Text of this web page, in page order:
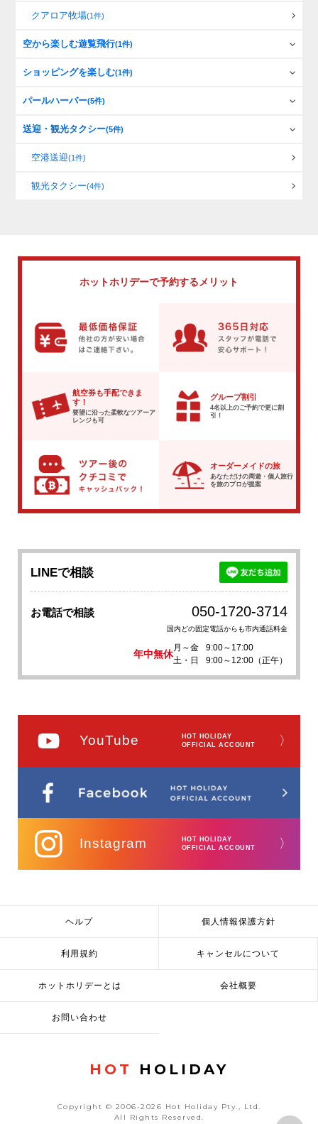
クアロア牧場(1件)
空から楽しむ遊覧飛行(1件)
ショッピングを楽しむ(1件)
パールハーバー(5件)
送迎・観光タクシー(5件)
空港送迎(1件)
観光タクシー(4件)
ホットホリデーで予約するメリット
航空券も手配できま
す！
要望に沿った柔軟なツアーア
レンジも可
グループ割引
4名以上のご予約で更に割
引！
オーダーメイドの旅
あなただけの周遊・個人旅行
を旅のプロが提案
LINEで相談
お電話で相談 050-1720-3714
国内どの固定電話からも市内通話料金
年中無休
月～金
9:00～17:00
土・日
9:00～12:00（正午）
YouTube
HOT HOLIDAY
OFFICIAL ACCOUNT
〉
Instagram
HOT HOLIDAY
OFFICIAL ACCOUNT
〉
ヘルプ 個人情報保護方針
利用規約 キャンセルについて
ホットホリデーとは 会社概要
お問い合わせ
HOT HOLIDAY
Copyright © 2006-2026 Hot Holiday Pty., Ltd.
All Rights Reserved.